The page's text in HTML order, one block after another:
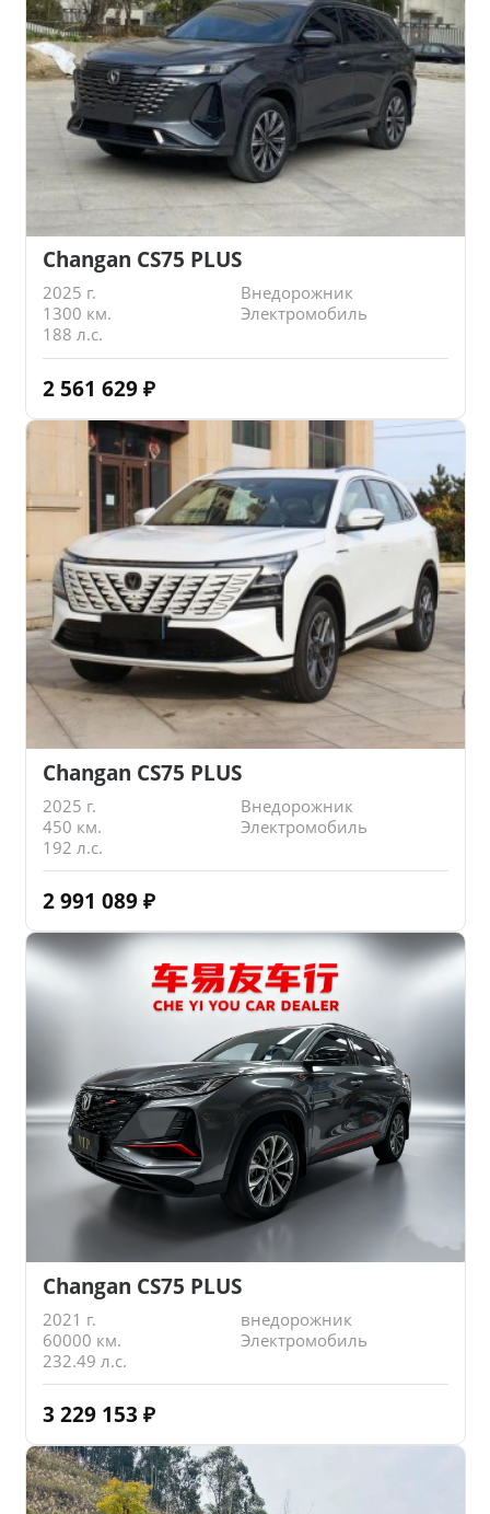
Changan CS75 PLUS
2025 г.
Внедорожник
1300 км.
Электромобиль
188 л.с.
2 561 629 ₽
Changan CS75 PLUS
2025 г.
Внедорожник
450 км.
Электромобиль
192 л.с.
2 991 089 ₽
Changan CS75 PLUS
2021 г.
внедорожник
60000 км.
Электромобиль
232.49 л.с.
3 229 153 ₽